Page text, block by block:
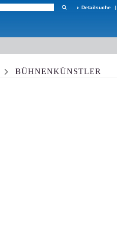
Detailsuche |
BÜHNENKÜNSTLER